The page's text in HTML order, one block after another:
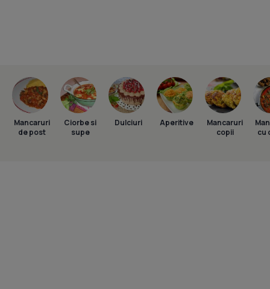
Mancaruri
de post
Ciorbe si
supe
Dulciuri Aperitive
Mancaruri
copii
cu